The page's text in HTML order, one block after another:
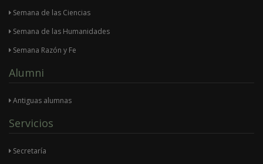
Semana de las Ciencias
Semana de las Humanidades
Semana Razón y Fe
Alumni
Antiguas alumnas
Servicios
Secretaría